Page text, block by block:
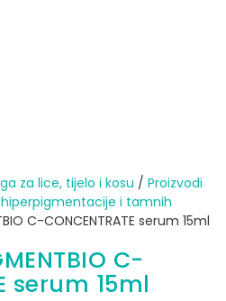
za lice, tijelo i kosu / Proizvodi
i tamnih
C-CONCENTRATE serum 15ml
C-
serum 15ml